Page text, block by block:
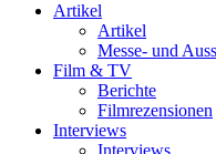
Artikel
Artikel
Messe- und
Film & TV
Berichte
Filmrezensionen
Interviews